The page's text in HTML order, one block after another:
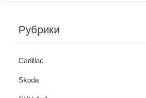
Рубрики
Cadillac
Skoda